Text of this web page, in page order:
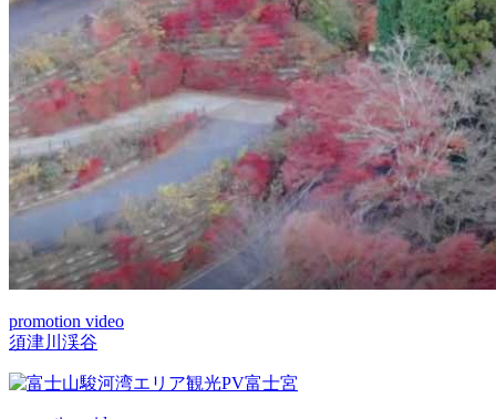
promotion video
須津川渓谷